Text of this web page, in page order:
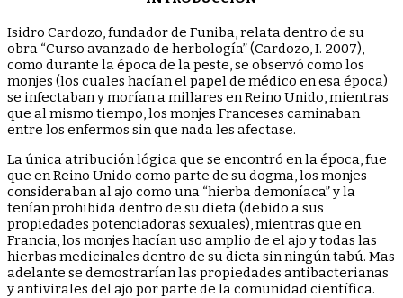
Isidro Cardozo, fundador de Funiba, relata dentro de su
obra “Curso avanzado de herbología” (Cardozo, I. 2007),
como durante la época de la peste, se observó como los
monjes (los cuales hacían el papel de médico en esa época)
se infectaban y morían a millares en Reino Unido, mientras
que al mismo tiempo, los monjes Franceses caminaban
entre los enfermos sin que nada les afectase.
La única atribución lógica que se encontró en la época, fue
que en Reino Unido como parte de su dogma, los monjes
consideraban al ajo como una “hierba demoníaca” y la
tenían prohibida dentro de su dieta (debido a sus
propiedades potenciadoras sexuales), mientras que en
Francia, los monjes hacían uso amplio de el ajo y todas las
hierbas medicinales dentro de su dieta sin ningún tabú. Mas
adelante se demostrarían las propiedades antibacterianas
y antivirales del ajo por parte de la comunidad científica.